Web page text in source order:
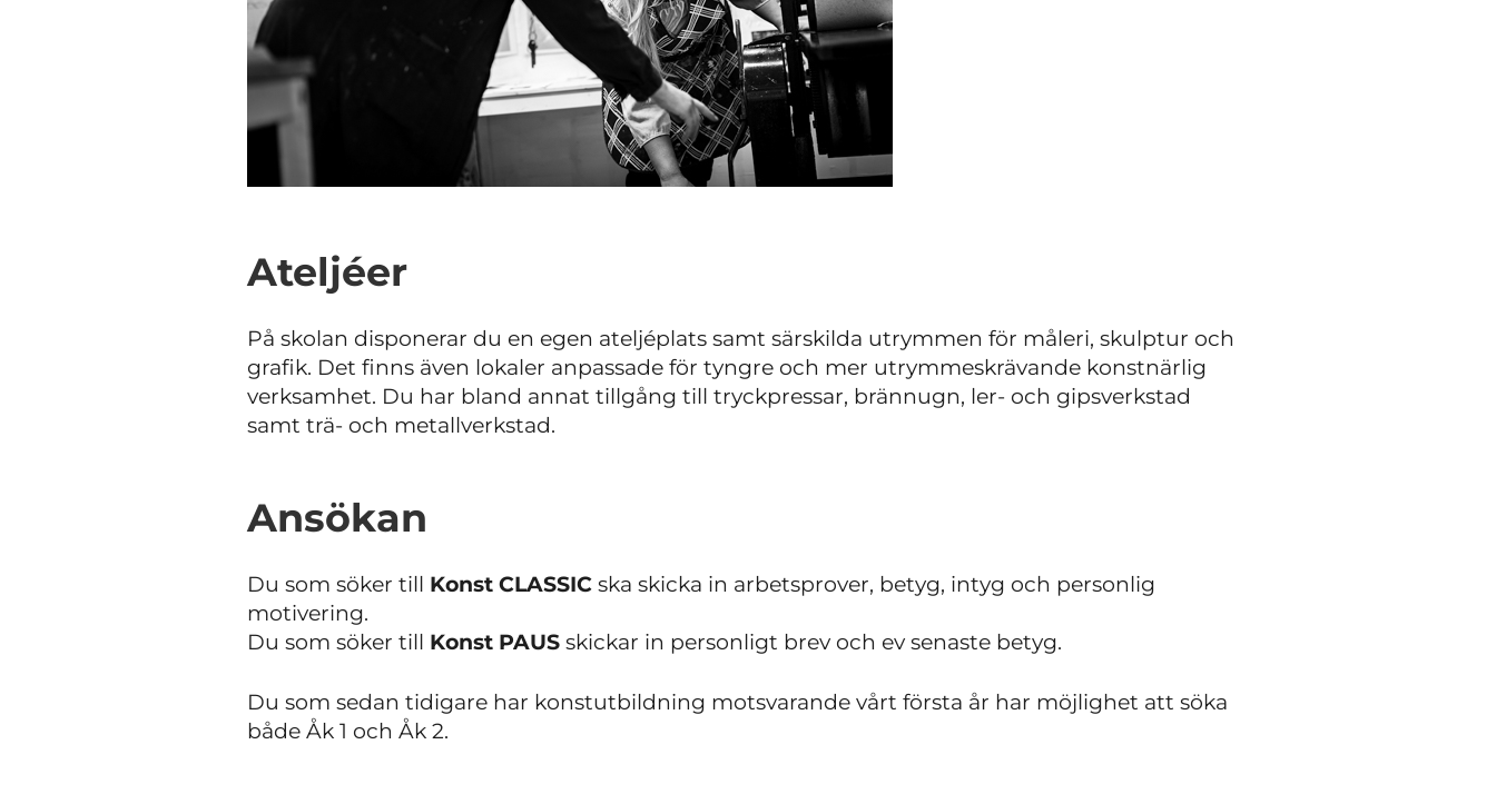
Ateljéer
På skolan disponerar du en egen ateljéplats samt särskilda utrymmen för måleri, skulptur och
grafik. Det finns även lokaler anpassade för tyngre och mer utrymmeskrävande konstnärlig
verksamhet. Du har bland annat tillgång till tryckpressar, brännugn, ler- och gipsverkstad
samt trä- och metallverkstad.
Ansökan
Du som söker till Konst CLASSIC ska skicka in arbetsprover, betyg, intyg och personlig
motivering.
Du som söker till Konst PAUS skickar in personligt brev och ev senaste betyg.
Du som sedan tidigare har konstutbildning motsvarande vårt första år har möjlighet att söka
både Åk 1 och Åk 2.